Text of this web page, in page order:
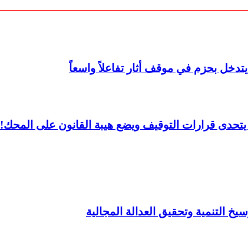
بحزم في موقف أثار تفاعلاً واسعاً
قرارات التوقيف ويضع هيبة القانون على المحك!
التنمية وتحقيق العدالة المجالية